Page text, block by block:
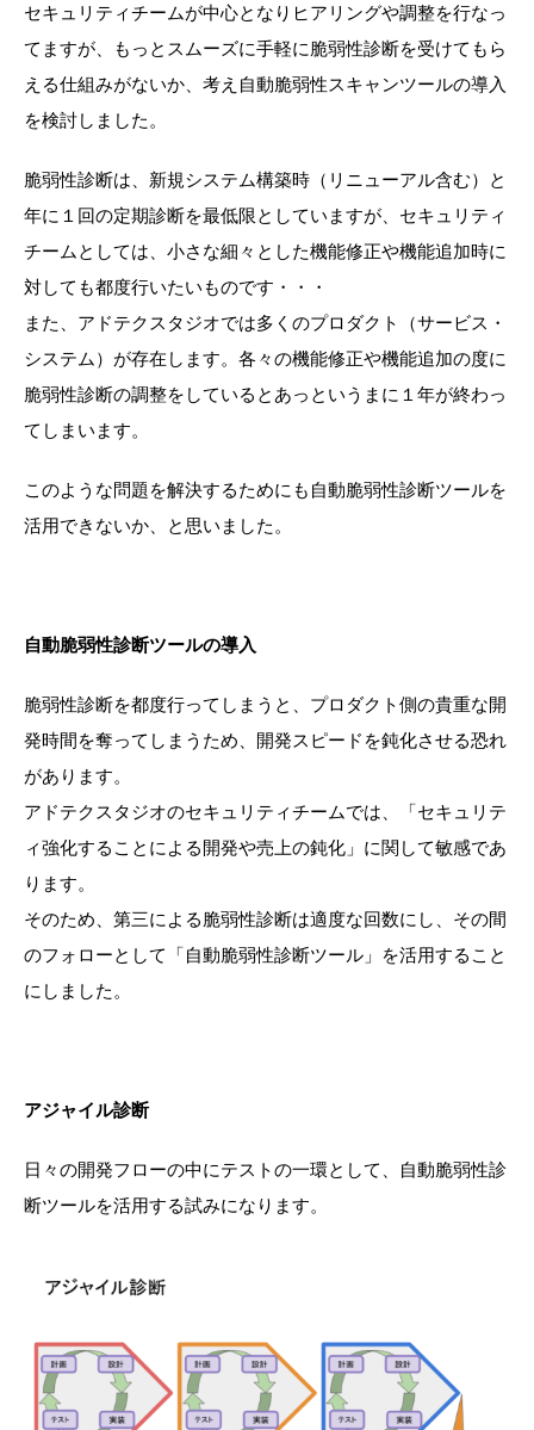
セキュリティチームが中心となりヒアリングや調整を行なっ
てますが、もっとスムーズに手軽に脆弱性診断を受けてもら
える仕組みがないか、考え自動脆弱性スキャンツールの導入
を検討しました。
脆弱性診断は、新規システム構築時（リニューアル含む）と
年に１回の定期診断を最低限としていますが、セキュリティ
チームとしては、小さな細々とした機能修正や機能追加時に
対しても都度行いたいものです・・・
また、アドテクスタジオでは多くのプロダクト（サービス・
システム）が存在します。各々の機能修正や機能追加の度に
脆弱性診断の調整をしているとあっというまに１年が終わっ
てしまいます。
このような問題を解決するためにも自動脆弱性診断ツールを
活用できないか、と思いました。
自動脆弱性診断ツールの導入
脆弱性診断を都度行ってしまうと、プロダクト側の貴重な開
発時間を奪ってしまうため、開発スピードを鈍化させる恐れ
があります。
アドテクスタジオのセキュリティチームでは、「セキュリテ
ィ強化することによる開発や売上の鈍化」に関して敏感であ
ります。
そのため、第三による脆弱性診断は適度な回数にし、その間
のフォローとして「自動脆弱性診断ツール」を活用すること
にしました。
アジャイル診断
日々の開発フローの中にテストの一環として、自動脆弱性診
断ツールを活用する試みになります。